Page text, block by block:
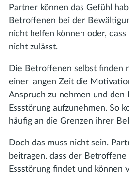
Partner können das Gefühl
Betroffenen bei der
nicht helfen können oder,
nicht zulässt.
Die Betroffenen selbst finden
einer langen Zeit die
Anspruch zu nehmen und den
Essstörung aufzunehmen. So
häufig an die Grenzen ihrer
Doch das muss nicht sein.
beitragen, dass der
Essstörung findet und können